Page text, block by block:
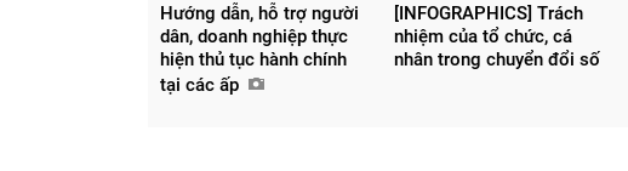
Hướng dẫn, hỗ trợ người
dân, doanh nghiệp thực
hiện thủ tục hành chính
tại các ấp
[INFOGRAPHICS] Trách
nhiệm của tổ chức, cá
nhân trong chuyển đổi số